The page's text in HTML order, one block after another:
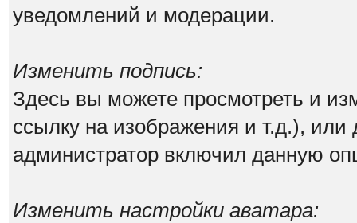
уведомлений и модерации.
Изменить подпись:
Здесь вы можете просмотреть и
ссылку на изображения и т.д.),
администратор включил данную
Изменить настройки аватара: